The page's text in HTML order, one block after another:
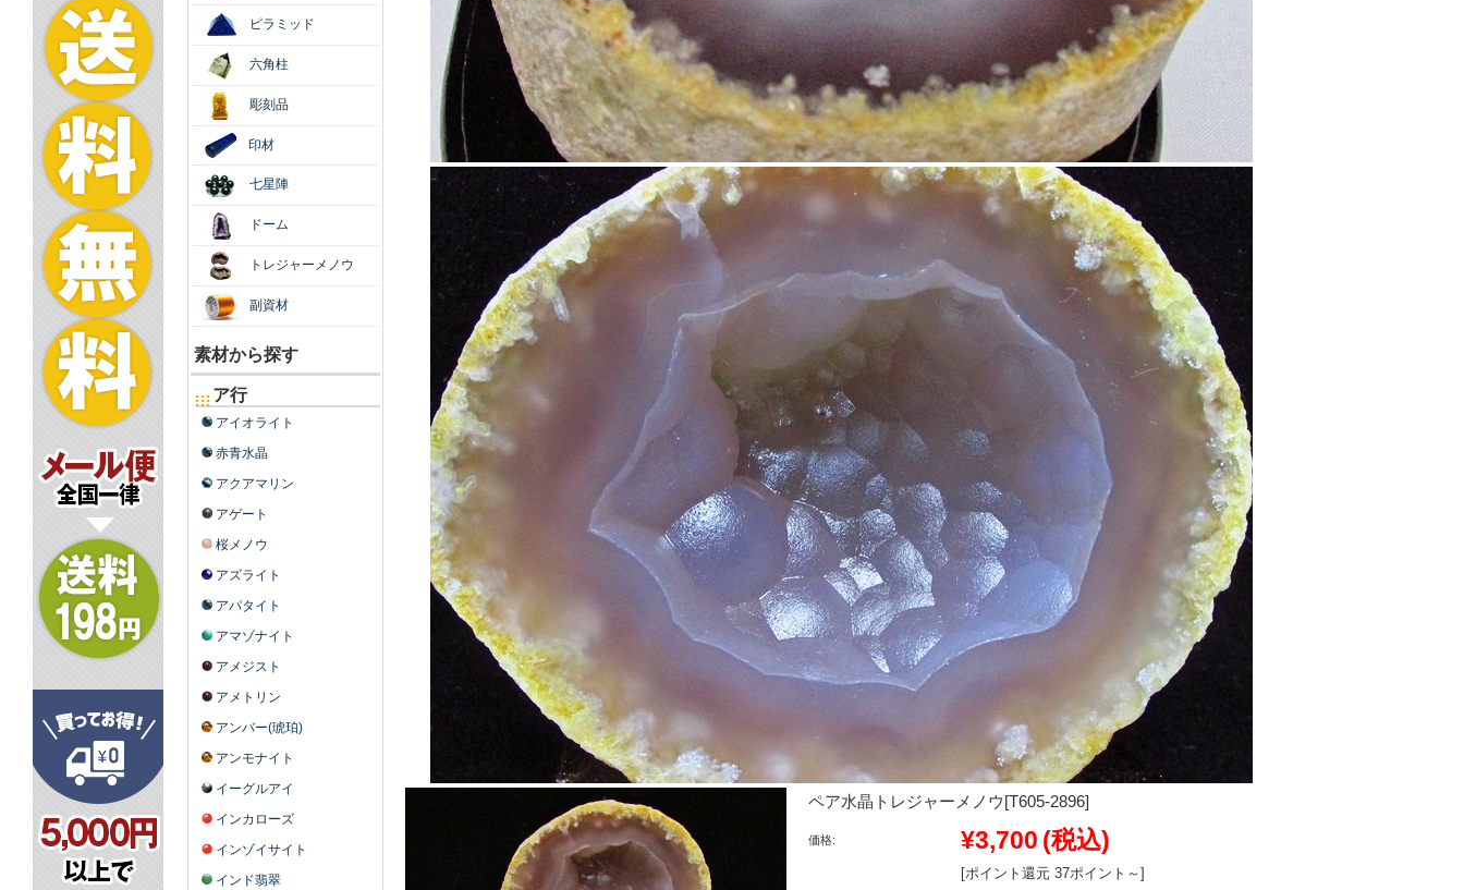
ペア水晶トレジャーメノウ[T605-2896]
価格: ¥3,700 (税込)
[ポイント還元 37ポイント～]
ピラミッド
六角柱
彫刻品
印材
七星陣
ドーム
トレジャーメノウ
副資材
素材から探す
ア行
アイオライト
赤青水晶
アクアマリン
アゲート
桜メノウ
アズライト
アパタイト
アマゾナイト
アメジスト
アメトリン
アンバー(琥珀)
アンモナイト
イーグルアイ
インカローズ
インゾイサイト
インド翡翠